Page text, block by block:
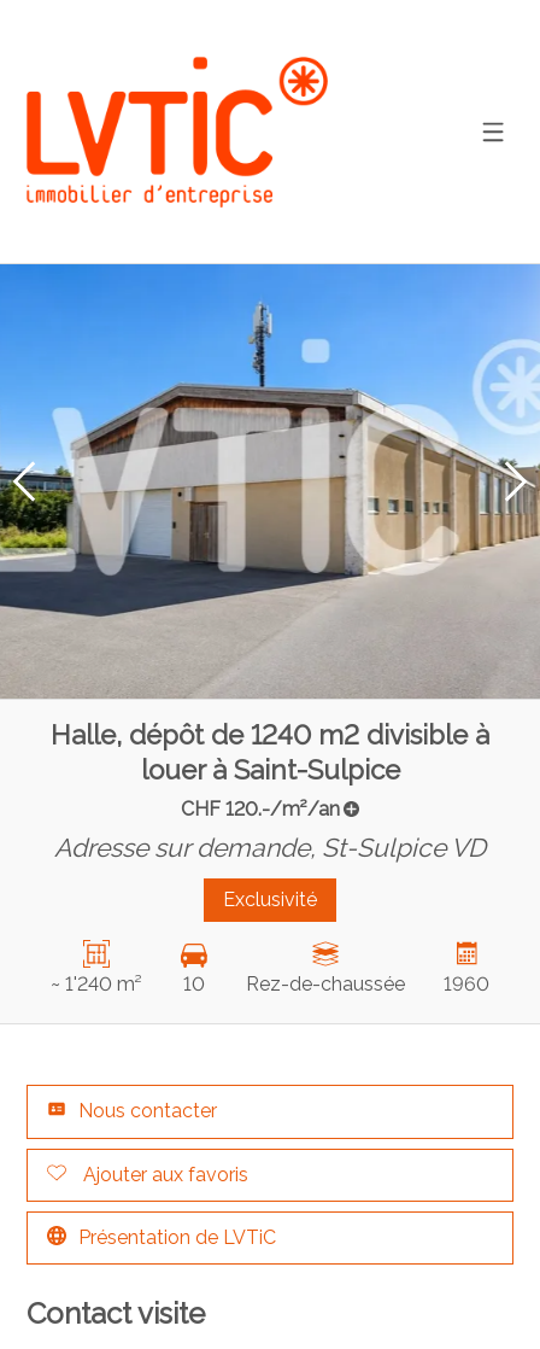
Halle, dépôt de 1240 m2 divisible à
louer à Saint-Sulpice
CHF 120.-/m²/an
Adresse sur demande, St-Sulpice VD
Exclusivité
~ 1'240 m² 10 Rez-de-chaussée 1960
Nous contacter
Ajouter aux favoris
Présentation de LVTiC
Contact visite